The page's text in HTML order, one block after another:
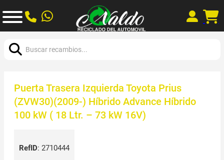
Puerta Trasera Izquierda Toyota Prius
(ZVW30)(2009-) Híbrido Advance Híbrido
100 kW ( 18 Ltr. – 73 kW 16V)
RefID: 2710444